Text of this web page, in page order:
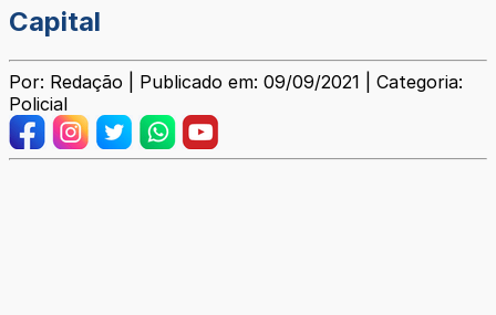
Capital
Por: Redação | Publicado em: 09/09/2021 | Categoria:
Policial